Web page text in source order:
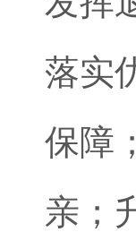
落实
保障
亲；